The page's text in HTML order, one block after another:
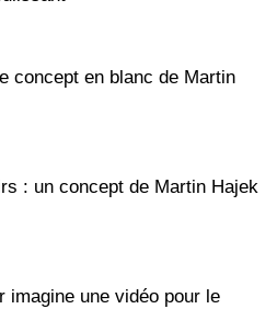
concept en blanc de Martin
: un concept de Martin Hajek
imagine une vidéo pour le